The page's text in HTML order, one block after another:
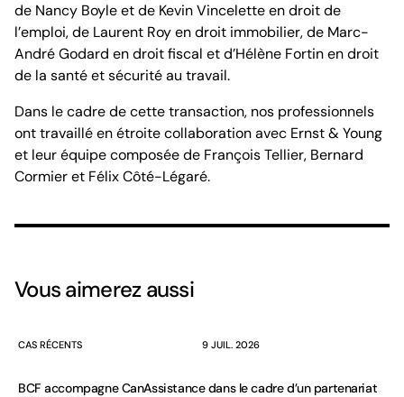
de Nancy Boyle et de Kevin Vincelette en droit de
l’emploi, de Laurent Roy en droit immobilier, de Marc-
André Godard en droit fiscal et d’Hélène Fortin en droit
de la santé et sécurité au travail.
Dans le cadre de cette transaction, nos professionnels
ont travaillé en étroite collaboration avec Ernst & Young
et leur équipe composée de François Tellier, Bernard
Cormier et Félix Côté-Légaré.
Vous aimerez aussi
CAS RÉCENTS 9 JUIL. 2026
BCF accompagne CanAssistance dans le cadre d’un partenariat